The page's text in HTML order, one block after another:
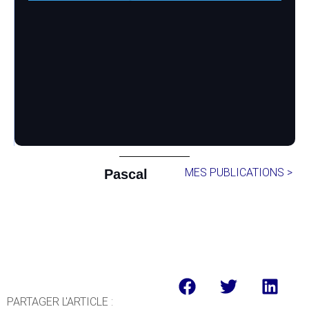
Pascal MES PUBLICATIONS >
PARTAGER L'ARTICLE :